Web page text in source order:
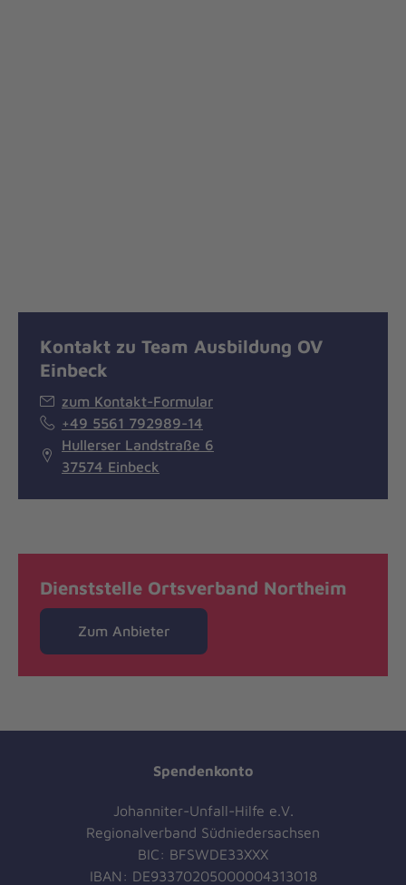
Kontakt zu Team Ausbildung OV
Einbeck
zum Kontakt-Formular
+49 5561 792989-14
Hullerser Landstraße 6
37574 Einbeck
Dienststelle Ortsverband Northeim
Zum Anbieter
Spendenkonto
Johanniter-Unfall-Hilfe e.V.
Regionalverband Südniedersachsen
BIC: BFSWDE33XXX
IBAN: DE93370205000004313018